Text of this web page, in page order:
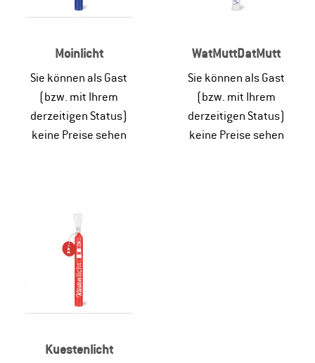
Moinlicht
Sie können als Gast
(bzw. mit Ihrem
derzeitigen Status)
keine Preise sehen
WatMuttDatMutt
Sie können als Gast
(bzw. mit Ihrem
derzeitigen Status)
keine Preise sehen
Kuestenlicht